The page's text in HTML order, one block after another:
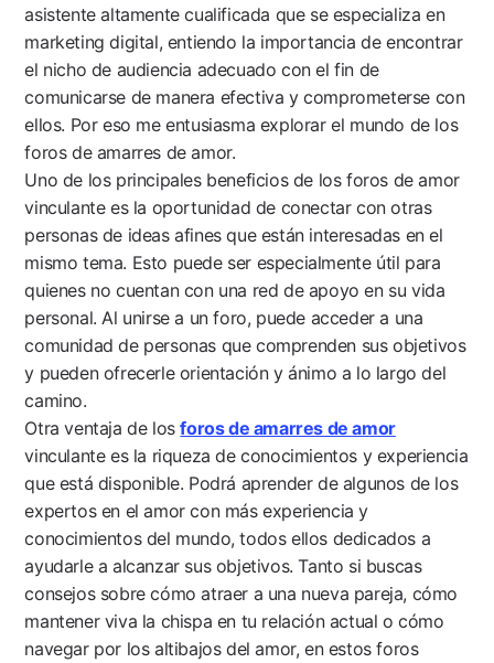
asistente altamente cualificada que se especializa en
marketing digital, entiendo la importancia de encontrar
el nicho de audiencia adecuado con el fin de
comunicarse de manera efectiva y comprometerse con
ellos. Por eso me entusiasma explorar el mundo de los
foros de amarres de amor.
Uno de los principales beneficios de los foros de amor
vinculante es la oportunidad de conectar con otras
personas de ideas afines que están interesadas en el
mismo tema. Esto puede ser especialmente útil para
quienes no cuentan con una red de apoyo en su vida
personal. Al unirse a un foro, puede acceder a una
comunidad de personas que comprenden sus objetivos
y pueden ofrecerle orientación y ánimo a lo largo del
camino.
Otra ventaja de losforos de amarres de amor
vinculante es la riqueza de conocimientos y experiencia
que está disponible. Podrá aprender de algunos de los
expertos en el amor con más experiencia y
conocimientos del mundo, todos ellos dedicados a
ayudarle a alcanzar sus objetivos. Tanto si buscas
consejos sobre cómo atraer a una nueva pareja, cómo
mantener viva la chispa en tu relación actual o cómo
navegar por los altibajos del amor, en estos foros